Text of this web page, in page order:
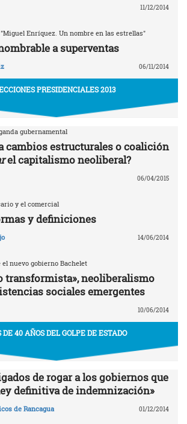
11/12/2014
Enríquez. Un nombre en las estrellas"
a superventas
06/11/2014
PRESIDENCIALES 2013
gubernamental
cambios estructurales o coalición
el capitalismo neoliberal?
06/04/2015
y el comercial
y definiciones
14/06/2014
nuevo gobierno Bachelet
transformista», neoliberalismo
sociales emergentes
10/06/2014
40 AÑOS DEL GOLPE DE ESTADO
de rogar a los gobiernos que
definitiva de indemnización»
de Rancagua 01/12/2014